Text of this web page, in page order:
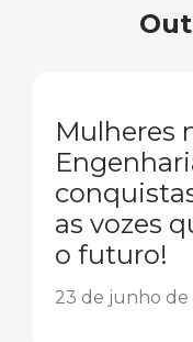
Mulheres
as vozes
o futuro!
23 de junho de